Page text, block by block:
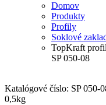
Domov
Produkty
Profily
Soklové
TopKraft
SP 050-08
Katalógové číslo: SP 050-
0,5kg